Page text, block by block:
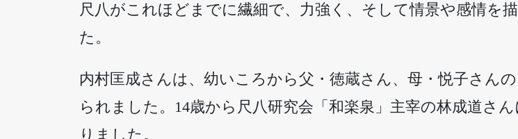
尺八がこれほどまでに繊細で、力強く、そして情景や感情を
た。
内村匡成さんは、幼いころから父・徳蔵さん、母・悦子さん
られました。14歳から尺八研究会「和楽泉」主宰の林成道さ
りました。